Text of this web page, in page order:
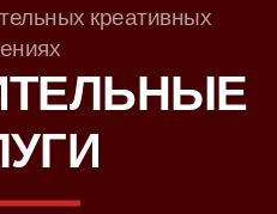
креативных